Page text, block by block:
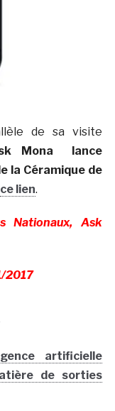
de sa visite
Mona lance
la Céramique de
ce lien.
Nationaux, Ask
2017
artificielle
de sorties